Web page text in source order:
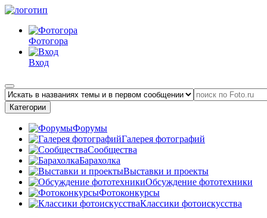
Фотогора
Вход
Категории
Форумы
Галерея фотографий
Сообщества
Барахолка
Выставки и проекты
Обсуждение фототехники
Фотоконкурсы
Классики фотоискусства